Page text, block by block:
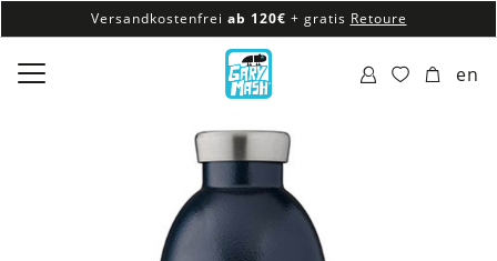
Versandkostenfrei ab 120€ + gratis Retoure
100% veganes & fair produziertes Sortiment
Versandkostenfrei ab 120€
en